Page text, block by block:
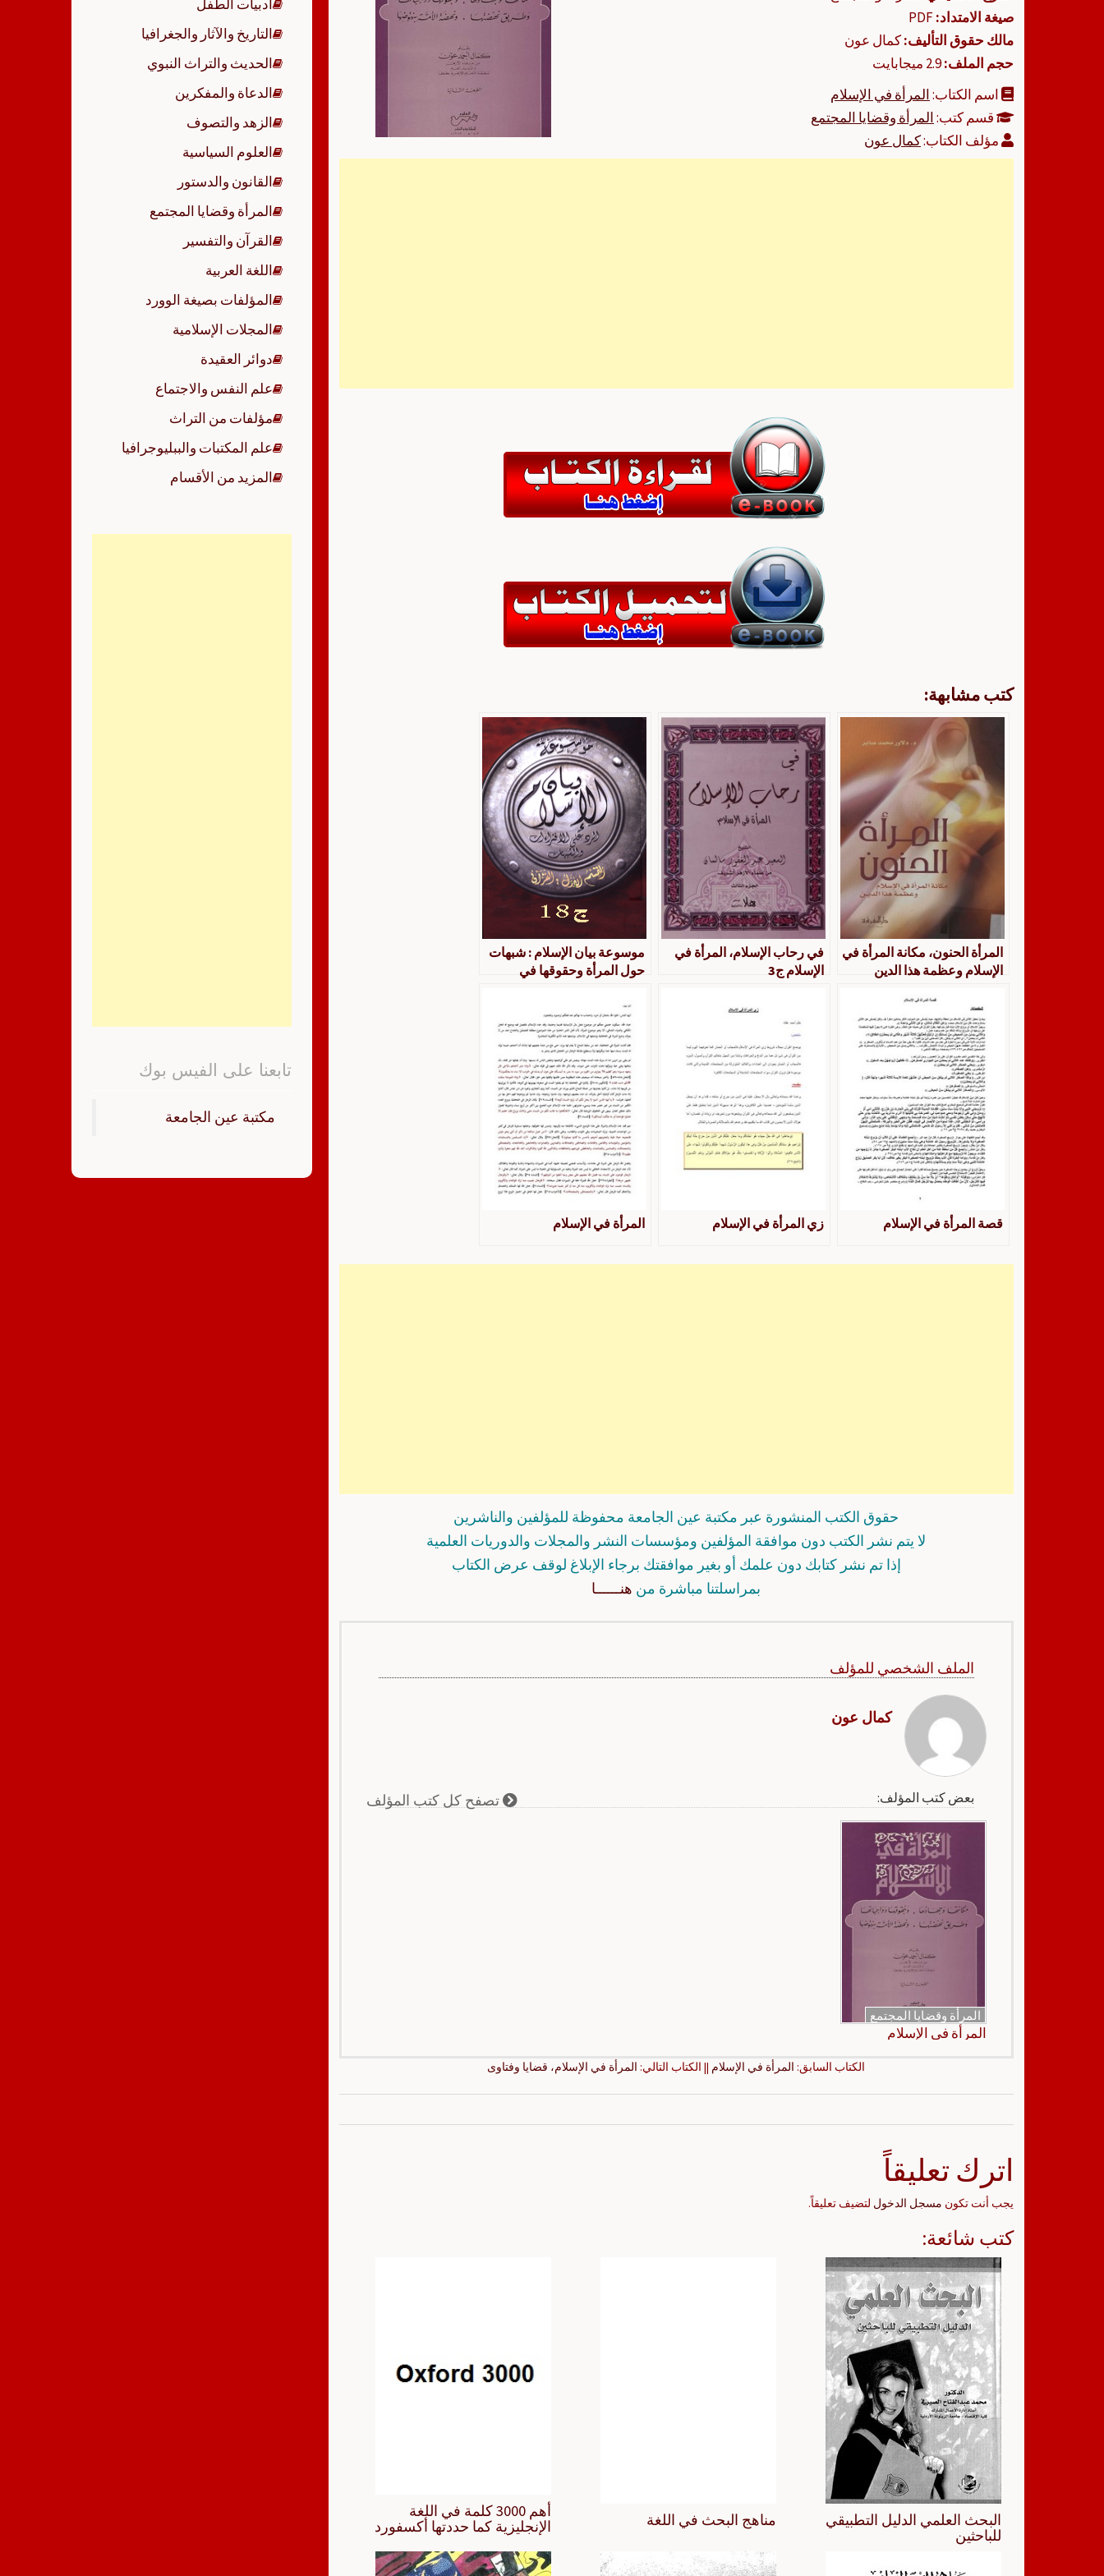
صيغة الامتداد:
مالك حقوق التأليف:كمال عون
حجم الملف:2.9 ميجابايت
اسم الكتاب:المرأة في الإسلام
قسم كتب:المرأة وقضايا المجتمع
مؤلف الكتاب:كمال عون
كتب مشابهة:
المرأة الحنون، مكانة المرأة في
الإسلام وعظمة هذا الدين
في رحاب الإسلام، المرأة في
الإسلام ج3
موسوعة بيان الإسلام : شبهات
حول المرأة وحقوقها في
قصة المرأة في الإسلام زي المرأة في الإسلام المرأة في الإسلام
حقوق الكتب المنشورة عبر مكتبة عين الجامعة محفوظة للمؤلفين والناشرين
لا يتم نشر الكتب دون موافقة المؤلفين ومؤسسات النشر والمجلات والدوريات العلمية
إذا تم نشر كتابك دون علمك أو بغير موافقتك برجاء الإبلاغ لوقف عرض الكتاب
بمراسلتنا مباشرة من هنــــــا
الملف الشخصي للمؤلف
كمال عون
بعض كتب المؤلف: تصفح كل كتب المؤلف
المرأة وقضايا المجتمع
المرأة في الإسلام
الكتاب السابق: المرأة في الإسلام || الكتاب التالي: المرأة في الإسلام، قضايا وفتاوى
اترك تعليقاً
يجب أنت تكون مسجل الدخول لتضيف تعليقاً.
كتب شائعة:
أهم 3000 كلمة في اللغة
الإنجليزية كما حددتها أكسفورد
مناهج البحث في اللغة
البحث العلمي الدليل التطبيقي
للباحثين
أدبيات الطفل
التاريخ والآثار والجغرافيا
الحديث والتراث النبوي
الدعاة والمفكرين
الزهد والتصوف
العلوم السياسية
القانون والدستور
المرأة وقضايا المجتمع
القرآن والتفسير
اللغة العربية
المؤلفات بصيغة الوورد
المجلات الإسلامية
دوائر العقيدة
علم النفس والاجتماع
مؤلفات من التراث
علم المكتبات والببليوجرافيا
المزيد من الأقسام
تابعنا على الفيس بوك
‏مكتبة عين الجامعة‏